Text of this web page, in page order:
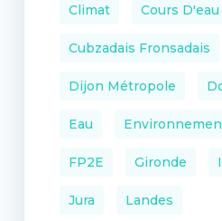
Climat Cours D'eau
Cubzadais Fronsadais
Dijon Métropole
Eau
FP2E Gironde
Jura Landes